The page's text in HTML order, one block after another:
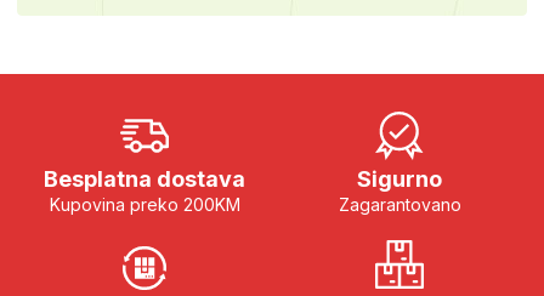
Besplatna dostava
Kupovina preko 200KM
Sigurno
Zagarantovano